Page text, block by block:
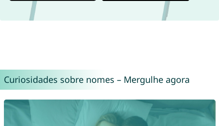
Curiosidades sobre nomes – Mergulhe agora